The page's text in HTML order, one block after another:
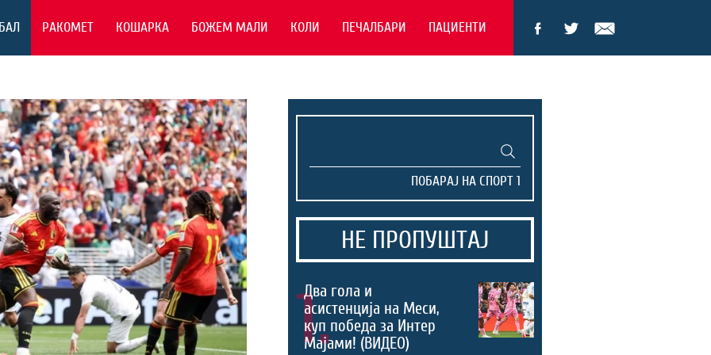
РАКОМЕТ КОШАРКА БОЖЕМ МАЛИ КОЛИ ПЕЧАЛБАРИ ПАЦИЕНТИ
НЕ ПРОПУШТАЈ
1.
Два гола и
асистенција на Меси,
куп победа за Интер
Мајами! (ВИДЕО)